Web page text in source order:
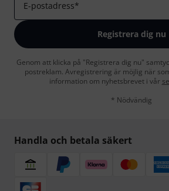
E-postadress*
Registrera dig nu
Genom att klicka på "Registrera dig nu"
postreklam. Avregistrering är möjlig när
information om nyhetsbrevet i vår
* Nödvändig
Handla och betala säkert